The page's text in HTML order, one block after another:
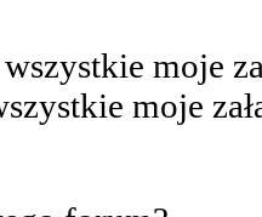
moje
moje